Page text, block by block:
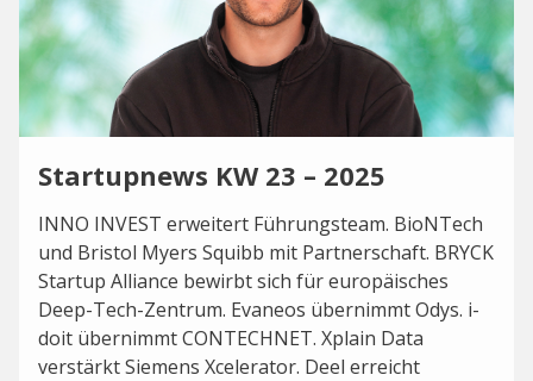
Startupnews KW 23 – 2025
INNO INVEST erweitert Führungsteam. BioNTech
und Bristol Myers Squibb mit Partnerschaft. BRYCK
Startup Alliance bewirbt sich für europäisches
Deep-Tech-Zentrum. Evaneos übernimmt Odys. i-
doit übernimmt CONTECHNET. Xplain Data
verstärkt Siemens Xcelerator. Deel erreicht